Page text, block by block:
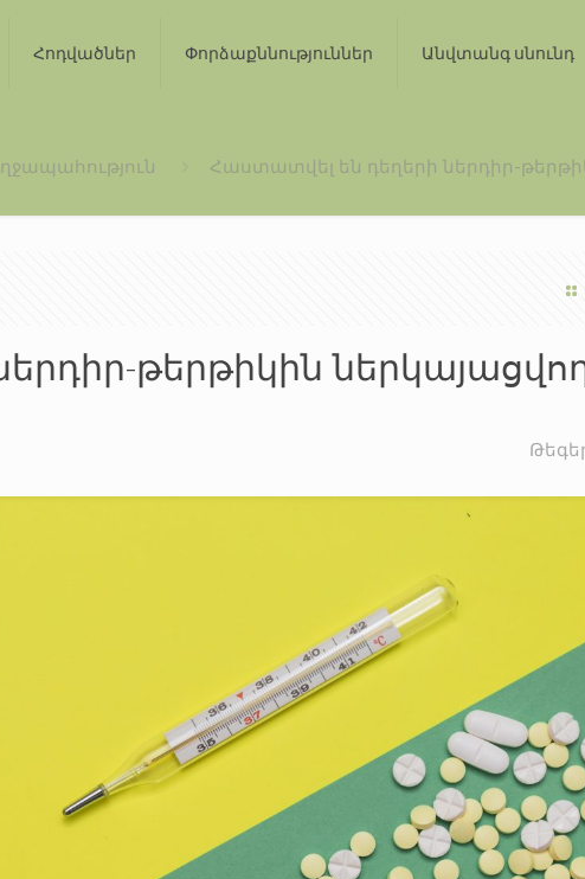
Հոդվածներ Փորձաքննություններ Անվտանգ սնունդ
Հաստատվել են դեղերի ներդիր-
թերթիկին